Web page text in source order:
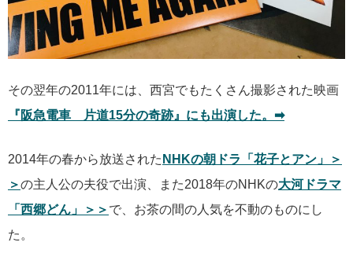
その翌年の2011年には、西宮でもたくさん撮影された映画
『阪急電車 片道15分の奇跡』にも出演した。➡︎
2014年の春から放送された NHKの朝ドラ「花子とアン」＞
＞の主人公の夫役で出演、また2018年のNHKの大河ドラマ
「西郷どん」＞＞ で、お茶の間の人気を不動のものにし
た。